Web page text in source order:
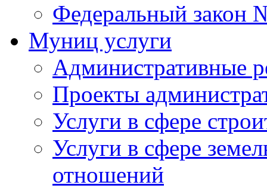
Федеральный закон
Муниц услуги
Административные
Проекты
Услуги в сфере
Услуги в сфере
отношений